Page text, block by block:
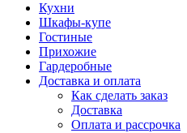
Кухни
Шкафы-купе
Гостиные
Прихожие
Гардеробные
Доставка и оплата
Как сделать заказ
Доставка
Оплата и рассрочка